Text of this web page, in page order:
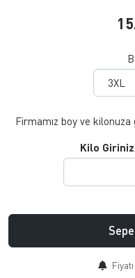
Firmamız boy ve
Kilo Giriniz